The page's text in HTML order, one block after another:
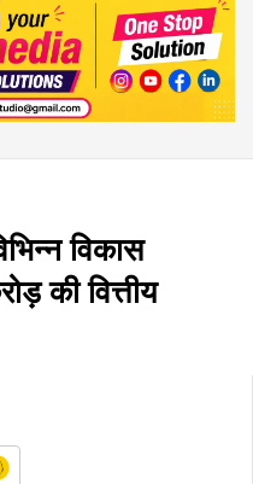
विकास
की वित्तीय